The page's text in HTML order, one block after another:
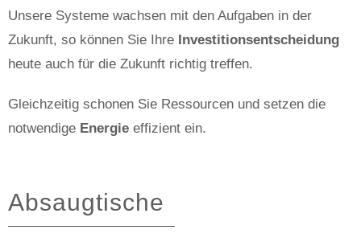
Unsere Systeme wachsen mit den Aufgaben in der
Zukunft, so können Sie Ihre Investitionsentscheidung
heute auch für die Zukunft richtig treffen.
Gleichzeitig schonen Sie Ressourcen und setzen die
notwendige Energie effizient ein.
Absaugtische